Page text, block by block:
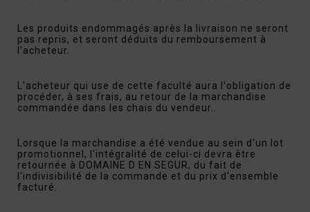
Les produits endommagés après la livraison ne seront
pas repris, et seront déduits du remboursement à
l’acheteur.
L'acheteur qui use de cette faculté aura l'obligation de
procéder, à ses frais, au retour de la marchandise
commandée dans les chais du vendeur..
Lorsque la marchandise a été vendue au sein d'un lot
promotionnel, l'intégralité de celui-ci devra être
retournée à DOMAINE D EN SEGUR, du fait de
l'indivisibilité de la commande et du prix d'ensemble
facturé.